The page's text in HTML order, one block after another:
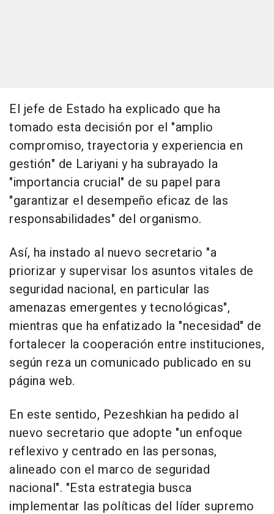
El jefe de Estado ha explicado que ha
tomado esta decisión por el "amplio
compromiso, trayectoria y experiencia en
gestión" de Lariyani y ha subrayado la
"importancia crucial" de su papel para
"garantizar el desempeño eficaz de las
responsabilidades" del organismo.
Así, ha instado al nuevo secretario "a
priorizar y supervisar los asuntos vitales de
seguridad nacional, en particular las
amenazas emergentes y tecnológicas",
mientras que ha enfatizado la "necesidad" de
fortalecer la cooperación entre instituciones,
según reza un comunicado publicado en su
página web.
En este sentido, Pezeshkian ha pedido al
nuevo secretario que adopte "un enfoque
reflexivo y centrado en las personas,
alineado con el marco de seguridad
nacional". "Esta estrategia busca
implementar las políticas del líder supremo